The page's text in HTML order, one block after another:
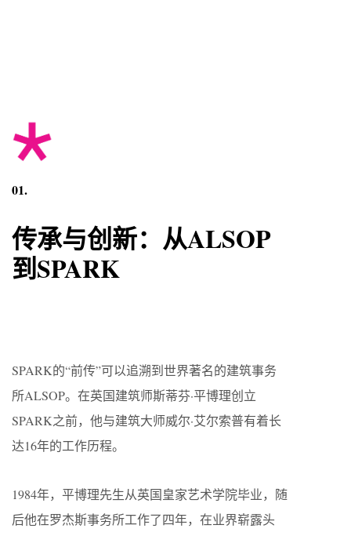
01.
传承与创新：从ALSOP
到SPARK
SPARK的“前传”可以追溯到世界著名的建筑事务
所ALSOP。在英国建筑师斯蒂芬·平博理创立
SPARK之前，他与建筑大师威尔·艾尔索普有着长
达16年的工作历程。
1984年，平博理先生从英国皇家艺术学院毕业，随
后他在罗杰斯事务所工作了四年，在业界崭露头